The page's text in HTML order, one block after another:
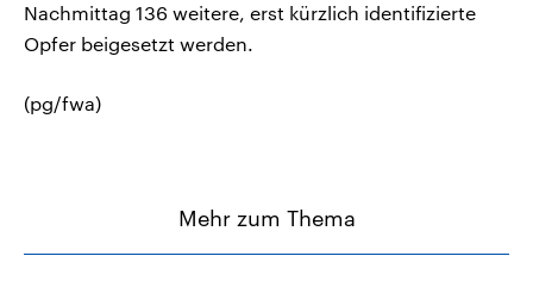
Nachmittag 136 weitere, erst kürzlich identifizierte
Opfer beigesetzt werden.
(pg/fwa)
Mehr zum Thema